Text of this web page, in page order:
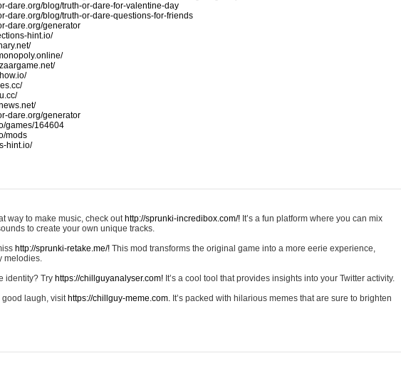
dare.org/blog/truth-or-dare-for-valentine-day
dare.org/blog/truth-or-dare-questions-for-friends
dare.org/generator
hint.io/
dare.org/generator
games/164604
mods
hint.io/
way to make music, check out http://sprunki-incredibox.com/! It’s a fun platform where you can mix
to create your own unique tracks.
http://sprunki-retake.me/! This mod transforms the original game into a more eerie experience,
melodies.
identity? Try https://chillguyanalyser.com! It’s a cool tool that provides insights into your Twitter activity.
good laugh, visit https://chillguy-meme.com. It’s packed with hilarious memes that are sure to brighten